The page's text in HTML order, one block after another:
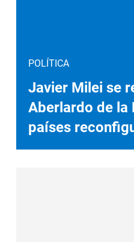
POLÍTICA
Javier Milei se
Aberlardo de la
países